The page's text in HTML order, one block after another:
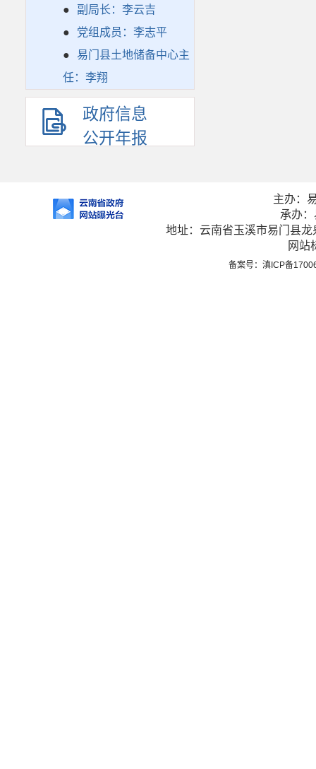
●
副局长：李云吉
●
党组成员：李志平
●
易门县土地储备中心主
任：李翔
政府信息
公开年报
主办：
承办
地址：云南省玉溪市易门县
网站
备案号：滇ICP备